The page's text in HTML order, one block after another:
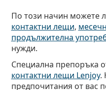
По този начин можете
контактни лещи,
продължителна
нужди.
Специална препоръка
контактни лещи Lenjoy.
предпочитания от вас